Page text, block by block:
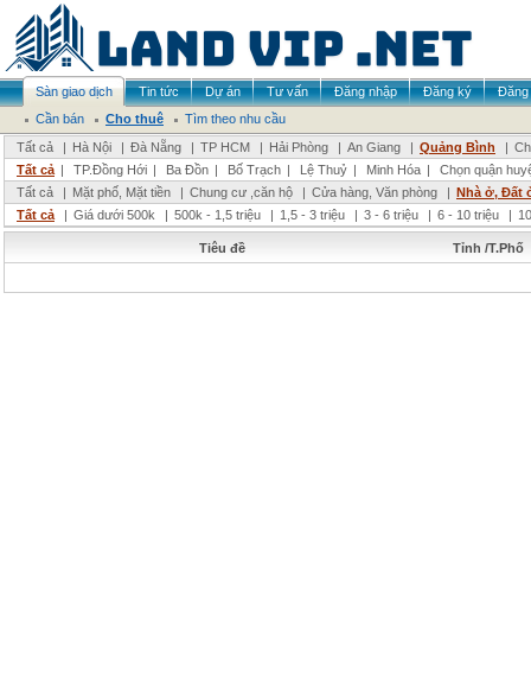
Sàn giao dịch Tin tức Dự án Tư vấn Đăng nhập Đăng ký
Đăng
Cần bán
Cho thuê
Tìm theo nhu cầu
Tất cả
| Hà Nội | Đà Nẵng | TP HCM | Hải Phòng | An Giang | Quảng Bình |
Tất cả | TP.Đồng Hới | Ba Đồn | Bố Trạch | Lệ Thuỷ | Minh Hóa |
Chọn quận
Tất cả
| Mặt phố, Mặt tiền | Chung cư ,căn hộ | Cửa hàng, Văn phòng | Nhà ở, Đất
Tất cả
| Giá dưới 500k | 500k - 1,5 triệu | 1,5 - 3 triệu | 3 - 6 triệu | 6 - 10 triệu |
Tiêu đề Tỉnh /T.Phố